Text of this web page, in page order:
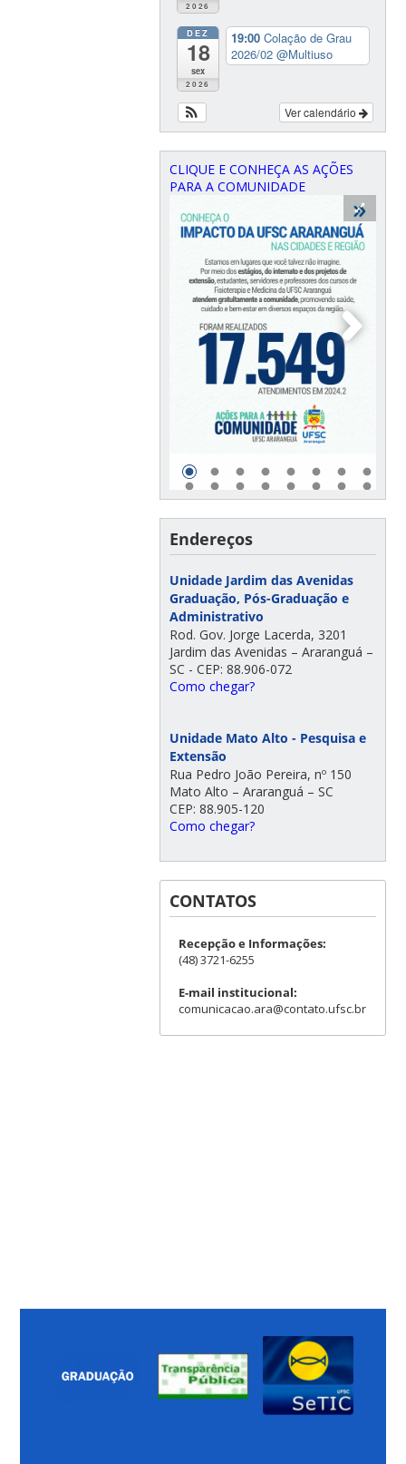
2026
DEZ
18
sex
2026
19:00Colação de Grau
2026/02@Multiuso
Ver calendário
CLIQUE E CONHEÇA AS AÇÕES
PARA A COMUNIDADE
Endereços
Unidade Jardim das Avenidas
Graduação, Pós-Graduação e
Administrativo
Rod. Gov. Jorge Lacerda, 3201
Jardim das Avenidas – Araranguá –
SC - CEP: 88.906-072
Como chegar?
Unidade Mato Alto - Pesquisa e
Extensão
Rua Pedro João Pereira, nº 150
Mato Alto – Araranguá – SC
CEP: 88.905-120
Como chegar?
CONTATOS
Recepção e Informações:
(48) 3721-6255
E-mail institucional:
comunicacao.ara@contato.ufsc.br